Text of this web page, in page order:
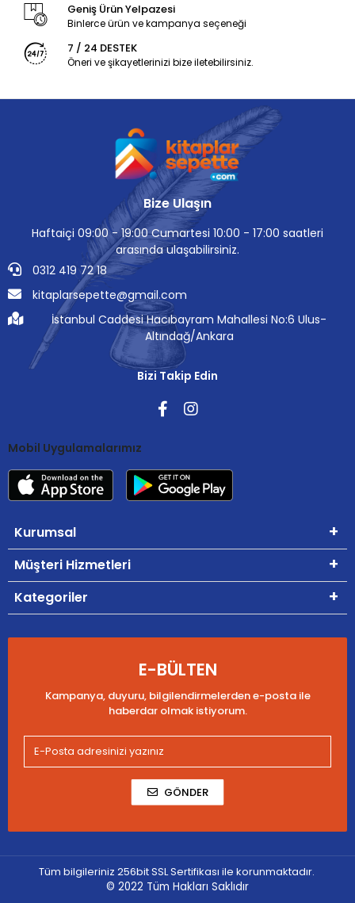
Geniş Ürün Yelpazesi
Binlerce ürün ve kampanya seçeneği
7 / 24 DESTEK
Öneri ve şikayetlerinizi bize iletebilirsiniz.
Bize Ulaşın
Haftaiçi 09:00 - 19:00 Cumartesi 10:00 - 17:00 saatleri
arasında ulaşabilirsiniz.
0312 419 72 18
kitaplarsepette@gmail.com
İstanbul Caddesi Hacıbayram Mahallesi No:6 Ulus-
Altındağ/Ankara
Bizi Takip Edin
Mobil Uygulamalarımız
Kurumsal
Müşteri Hizmetleri
Kategoriler
E-BÜLTEN
Kampanya, duyuru, bilgilendirmelerden e-posta ile
haberdar olmak istiyorum.
GÖNDER
Tüm bilgileriniz 256bit SSL Sertifikası ile korunmaktadır.
© 2022 Tüm Hakları Saklıdır